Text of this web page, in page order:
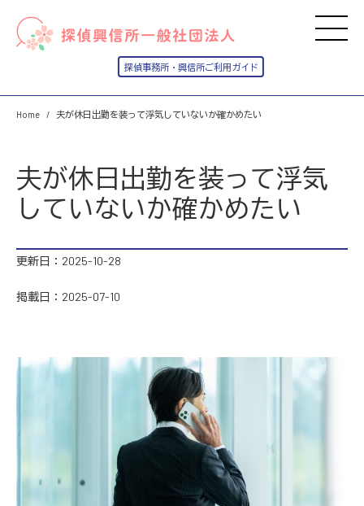
Home 夫が休日出勤を装って浮気していないか確かめたい
夫が休日出勤を装って浮気
していないか確かめたい
更新日：2025-10-28
掲載日：2025-07-10